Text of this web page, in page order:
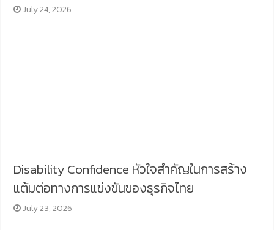
July 24, 2026
Disability Confidence หัวใจสำคัญในการสร้าง
แต้มต่อทางการแข่งขันของธุรกิจไทย
July 23, 2026